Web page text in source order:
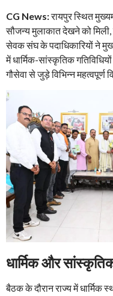
CG News:रायपुर स्थित
सौजन्य मुलाकात देखने को
सेवक संघ के पदाधिकारियों ने
में धार्मिक-सांस्कृतिक
गौसेवा से जुड़े विभिन्न महत्वपूर्ण
धार्मिक और सांस्कृतिक
बैठक के दौरान राज्य में